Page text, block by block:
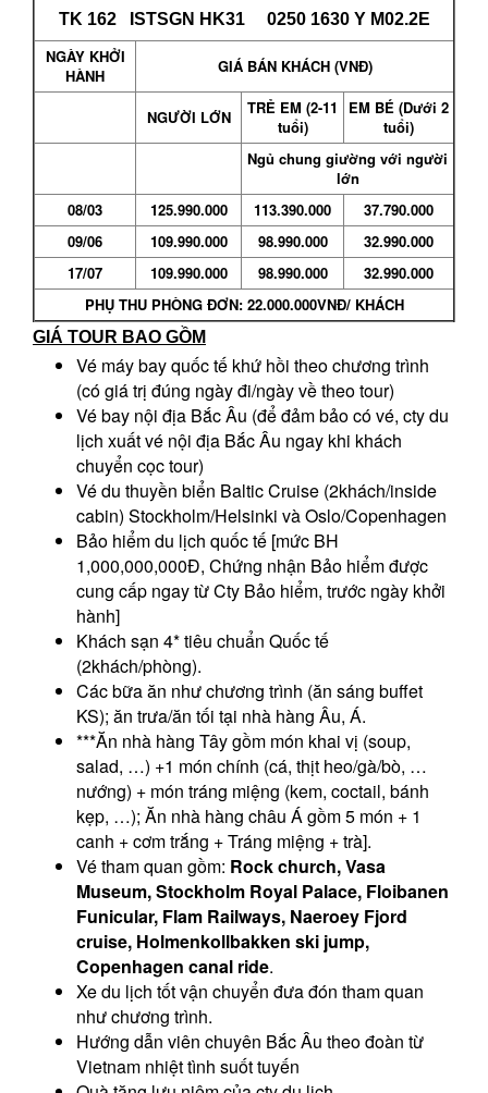
TK 162
ISTSGN HK31 0250 1630 Y M02.2E
NGÀY KHỞI
HÀNH
GIÁ BÁN KHÁCH (VNĐ)
NGƯỜI LỚN
TRẺ EM (2-11
tuổi)
EM BÉ (Dưới 2
tuổi)
Ngủ chung giường với người
lớn
08/03
125.990.000 113.390.000 37.790.000
09/06
109.990.000 98.990.000 32.990.000
17/07
109.990.000 98.990.000
32.990.000
PHỤ THU PHÒNG ĐƠN: 22.000.000VNĐ/ KHÁCH
GIÁ TOUR BAO GỒM
Vé máy bay quốc tế khứ hồi theo chương trình
(có giá trị đúng ngày đi/ngày về theo tour)
Vé bay nội địa Bắc Âu (để đảm bảo có vé, cty du
lịch xuất vé nội địa Bắc Âu ngay khi khách
chuyển cọc tour)
Vé du thuyền biển Baltic Cruise (2khách/inside
cabin) Stockholm/Helsinki và Oslo/Copenhagen
Bảo hiểm du lịch quốc tế [mức BH
1,000,000,000Đ, Chứng nhận Bảo hiểm được
cung cấp ngay từ Cty Bảo hiểm, trước ngày khởi
hành]
Khách sạn 4* tiêu chuẩn Quốc tế
(2khách/phòng).
Các bữa ăn như chương trình (ăn sáng buffet
KS); ăn trưa/ăn tối tại nhà hàng Âu, Á.
***Ăn nhà hàng Tây gồm món khai vị (soup,
salad, …) +1 món chính (cá, thịt heo/gà/bò, …
nướng) + món tráng miệng (kem, coctail, bánh
kẹp, …); Ăn nhà hàng châu Á gồm 5 món + 1
canh + cơm trắng + Tráng miệng + trà].
Vé tham quan gồm: Rock church, Vasa
Museum, Stockholm Royal Palace, Floibanen
Funicular, Flam Railways, Naeroey Fjord
cruise, Holmenkollbakken ski jump,
Copenhagen canal ride.
Xe du lịch tốt vận chuyển đưa đón tham quan
như chương trình.
Hướng dẫn viên chuyên Bắc Âu theo đoàn từ
Vietnam nhiệt tình suốt tuyến